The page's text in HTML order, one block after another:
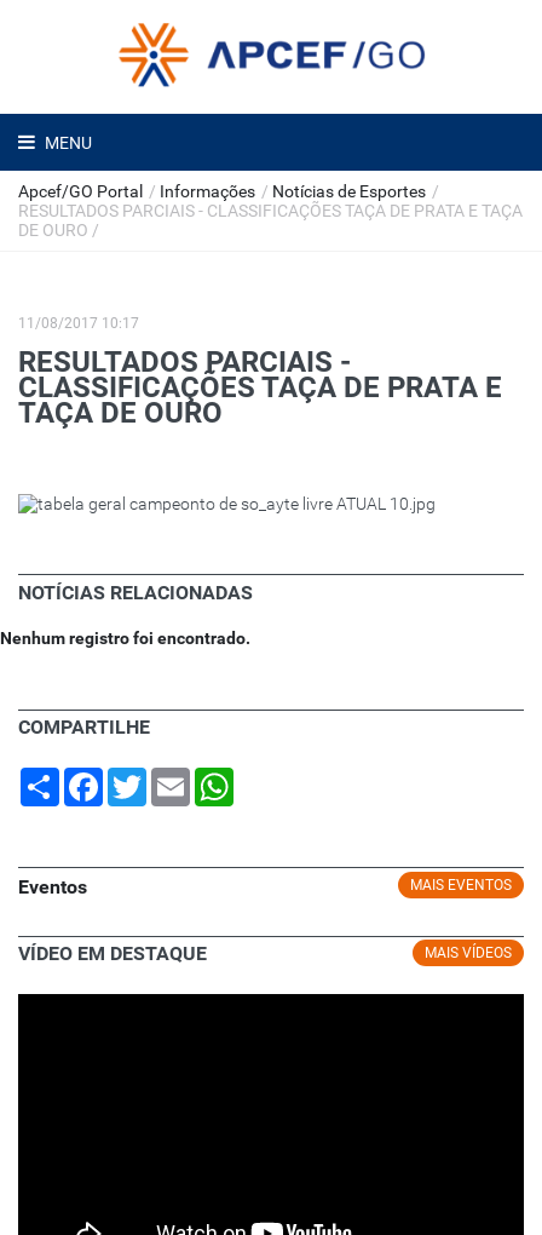
MENU
Apcef/GO Portal / Informações / Notícias de Esportes /
RESULTADOS PARCIAIS - CLASSIFICAÇÕES TAÇA DE PRATA E TAÇA
DE OURO /
11/08/2017 10:17
RESULTADOS PARCIAIS -
CLASSIFICAÇÕES TAÇA DE PRATA E
TAÇA DE OURO
NOTÍCIAS RELACIONADAS
Nenhum registro foi encontrado.
COMPARTILHE
Share Facebook
TwitterEmail
MAIS EVENTOS
Eventos
MAIS VÍDEOS
VÍDEO EM DESTAQUE